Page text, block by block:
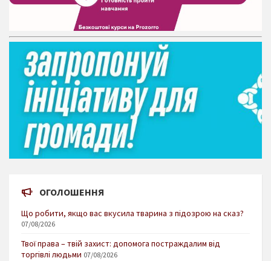
ОГОЛОШЕННЯ
Що робити, якщо вас вкусила тварина з підозрою на сказ?
07/08/2026
Твої права – твій захист: допомога постраждалим від
торгівлі людьми 07/08/2026